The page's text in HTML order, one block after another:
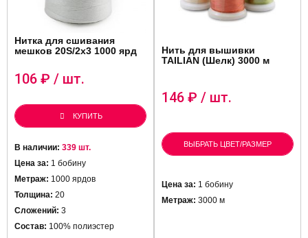
Нитка для сшивания
мешков 20S/2х3 1000 ярд
106 ₽ / шт.
КУПИТЬ
В наличии: 339 шт.
Цена за: 1 бобину
Метраж: 1000 ярдов
Толщина: 20
Сложений: 3
Состав: 100% полиэстер
Нить для вышивки
TAILIAN (Шелк) 3000 м
146 ₽ / шт.
ВЫБРАТЬ ЦВЕТ/РАЗМЕР
Цена за: 1 бобину
Метраж: 3000 м